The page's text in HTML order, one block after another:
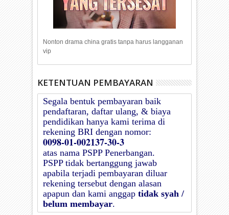
Nonton drama china gratis tanpa harus langganan
vip
KETENTUAN PEMBAYARAN
Segala bentuk pembayaran baik
pendaftaran, daftar ulang, & biaya
pendidikan hanya kami terima di
rekening BRI dengan nomor:
0098-01-002137-30-3
atas namaPSPP Penerbangan.
PSPPtidak bertanggung jawab
apabila terjadi pembayaran diluar
rekening tersebut dengan alasan
apapun dan kami anggap tidak syah /
belum membayar.